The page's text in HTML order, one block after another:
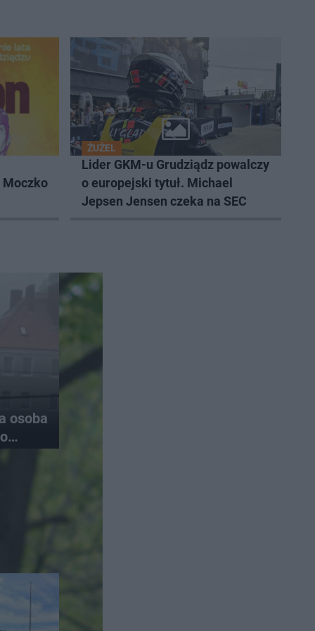
Moczko
ŻUŻEL
Lider GKM-u Grudziądz powalczy
o europejski tytuł. Michael
Jepsen Jensen czeka na SEC
osoba